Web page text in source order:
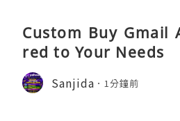
Custom Buy Gmail
red to Your Needs
Sanjida 1分鐘前